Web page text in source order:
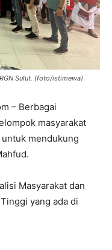
Sulut. (foto/istimewa)
– Berbagai
masyarakat
mendukung
Masyarakat dan
yang ada di